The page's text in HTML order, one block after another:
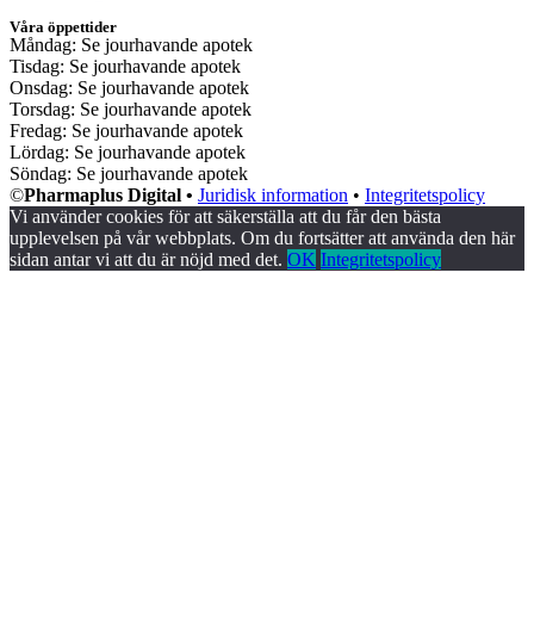
Våra öppettider
Måndag: Se jourhavande apotek
Tisdag: Se jourhavande apotek
Onsdag: Se jourhavande apotek
Torsdag: Se jourhavande apotek
Fredag: Se jourhavande apotek
Lördag: Se jourhavande apotek
Söndag: Se jourhavande apotek
©Pharmaplus Digital • Juridisk information • Integritetspolicy
Vi använder cookies för att säkerställa att du får den bästa
upplevelsen på vår webbplats. Om du fortsätter att använda den här
sidan antar vi att du är nöjd med det. OK Integritetspolicy